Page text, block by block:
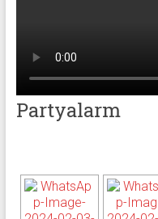
Partyalarm